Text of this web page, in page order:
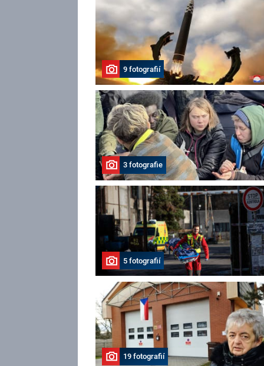
9 fotografií
3 fotografie
5 fotografií
19 fotografií